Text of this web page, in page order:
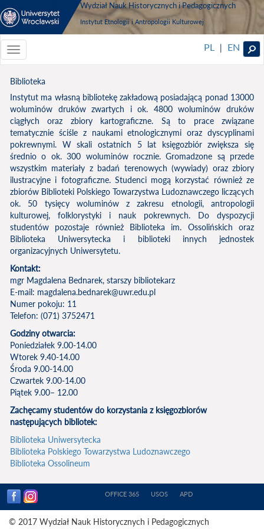
Wydział Nauk Historycznych i Pedagogicznych
Instytut Etnologii i Antropologii Kulturowej
Toggle
navigationToggle
PL | EN
Biblioteka
Instytut ma własną bibliotekę zakładową posiadającą ponad 13000
woluminów druków zwartych i ok. 4800 woluminów druków
ciągłych oraz zbiory kartograficzne. Są to prace związane
tematycznie ściśle z naukami etnologicznymi oraz dyscyplinami
pokrewnymi. W skali ostatnich 5 lat księgozbiór zwiększa się
średnio o ok. 300 woluminów rocznie. Gromadzone są przede
wszystkim materiały z badań terenowych (wywiady) oraz zbiory
ilustracyjne i fotograficzne. Studenci mogą korzystać również ze
zbiorów Biblioteki Polskiego Towarzystwa Ludoznawczego liczących
ok. 50 tysięcy woluminów z zakresu etnologii, antropologii
kulturowej, folklorystyki i nauk pokrewnych. Do dyspozycji
studentów pozostaje również Biblioteka im. Ossolińskich oraz
Biblioteka Uniwersytecka i biblioteki innych jednostek
organizacyjnych Uniwersytetu.
Kontakt:
mgr Magdalena Bednarek, starszy bibliotekarz
E-mail: magdalena.bednarek@uwr.edu.pl
Numer pokoju: 11
Telefon: (071) 3752471
Godziny otwarcia:
Poniedziałek 9.00-14.00
Wtorek 9.40-14.00
Środa 9.00-14.00
Czwartek 9.00-14.00
Piątek 9.00– 12.00
Zachęcamy studentów do korzystania z księgozbiorów
następujących bibliotek:
Biblioteka Uniwersytecka
Biblioteka Polskiego Towarzystwa Ludoznawczego
Biblioteka Ossolineum
OFFICE 365 USOS APD
© 2017 Wydział Nauk Historycznych i Pedagogicznych